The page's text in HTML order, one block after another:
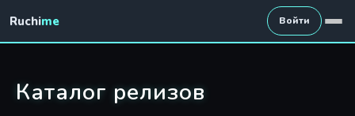
Ruchime Войти
Каталог релизов